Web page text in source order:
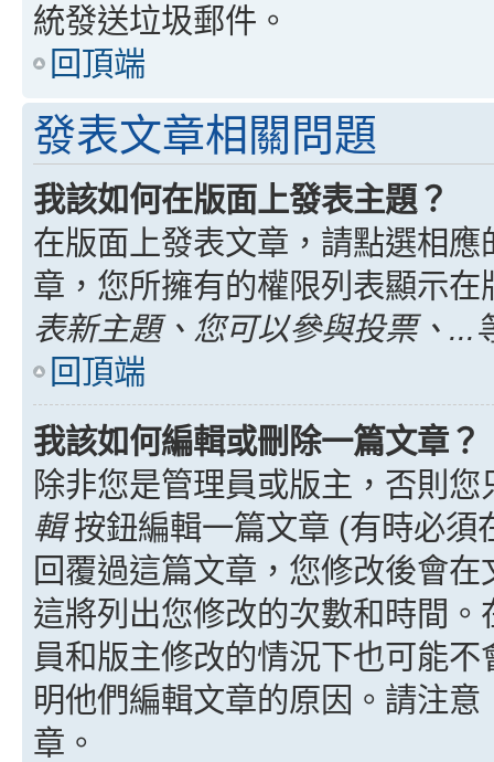
統發送垃圾郵件。
回頂端
發表文章相關問題
我該如何在版面上發表主題？
在版面上發表文章，請點選相
章，您所擁有的權限列表顯示
表新主題、您可以參與投票、...
回頂端
我該如何編輯或刪除一篇文章？
除非您是管理員或版主，否則
輯按鈕編輯一篇文章 (有時必須
回覆過這篇文章，您修改後會
這將列出您修改的次數和時間
員和版主修改的情況下也可能
明他們編輯文章的原因。請注
章。